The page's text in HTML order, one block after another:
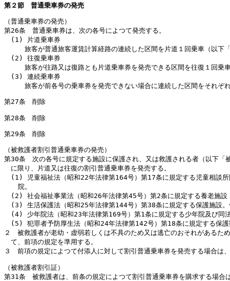
第２節 普通乗車券の発売
（普通乗車券の発売）
第26条 普通乗車券は、次の各号によつて発売する。
(1) 片道乗車券
旅客が普通旅客運賃計算経路の連続した区間を片道１回乗車（以下
(2) 往復乗車券
旅客が往路又は復路とも片道乗車券を発売できる区間を往復１回乗
(3) 連続乗車券
旅客が前各号の乗車券を発売できない場合に連続した区間をそれぞ
第27条 削除
第28条 削除
第29条 削除
（被救護者割引普通乗車券の発売）
第30条 次の各号に規定する施設に保護され、又は救護される者（以下「
に限り、片道又は往復の割引普通乗車券を発売する。
(1) 児童福祉法（昭和22年法律第164号）第17条に規定する児童相談
院。
(2) 社会福祉事業法（昭和26年法律第45号）第2条に規定する養老施設
(3) 生活保護法（昭和25年法律第144号）第38条に規定する保護施設。
(4) 少年院法（昭和23年法律第169号）第1条に規定する少年院及び同
(5) 犯罪者予防厚生法（昭和24年法律第142号）第18条に規定する保護
２ 被救護者が老幼・虚弱若しくは不具のため又は逃亡のおそれがあるた
て、前項の規定を準用する。
３ 前項の規定によつて付添人に対して割引普通乗車券を発売する場合は
（被救護者割引証）
第31条 被救護者は、前条の規定によつて割引普通乗車券を購求する場合